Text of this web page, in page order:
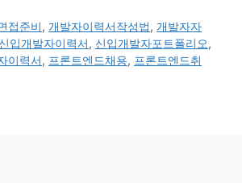
접준비, 개발자이력서작성법, 개발자자
신입개발자이력서, 신입개발자포트폴리오,
이력서, 프론트엔드채용, 프론트엔드취